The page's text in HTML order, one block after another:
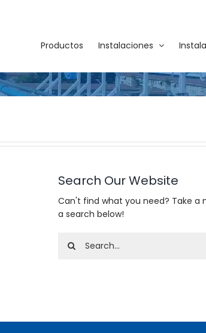
Productos Instalaciones
Search Our Website
Can't find what you need? Take a
a search below!
for: